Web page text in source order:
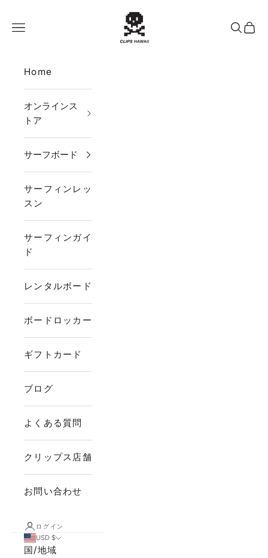
CLIPS HAWAII
メニュー
検索カー
Home
オンラインス
トア
サーフボード
サーフィンレッ
スン
サーフィンガイ
ド
レンタルボード
ボードロッカー
ギフトカード
ブログ
よくある質問
クリップス店舗
お問い合わせ
ログイン
USD $
国/地域